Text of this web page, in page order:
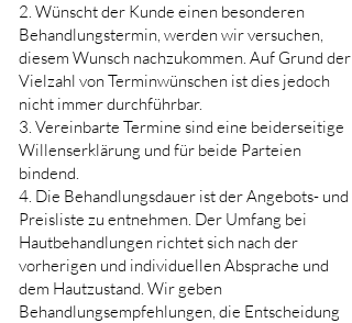
2. Wünscht der Kunde einen besonderen
Behandlungstermin, werden wir versuchen,
diesem Wunsch nachzukommen. Auf Grund der
Vielzahl von Terminwünschen ist dies jedoch
nicht immer durchführbar.
3. Vereinbarte Termine sind eine beiderseitige
Willenserklärung und für beide Parteien
bindend.
4. Die Behandlungsdauer ist der Angebots- und
Preisliste zu entnehmen. Der Umfang bei
Hautbehandlungen richtet sich nach der
vorherigen und individuellen Absprache und
dem Hautzustand. Wir geben
Behandlungsempfehlungen, die Entscheidung